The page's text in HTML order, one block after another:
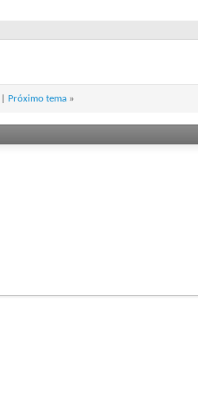
Próximo tema »